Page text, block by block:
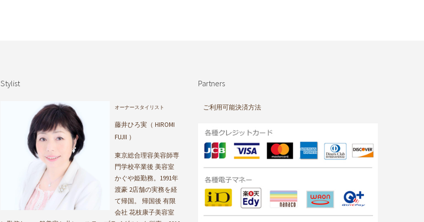
Stylist
オーナースタイリスト
藤井ひろ実（ HIROMI
FUJII ）
東京総合理容美容師専
門学校卒業後 美容室
かぐや姫勤務。1991年
渡豪 2店舗の実務を経
て帰国。 帰国後 有限
会社 花枝康子美容室
Partners
ご利用可能決済方法